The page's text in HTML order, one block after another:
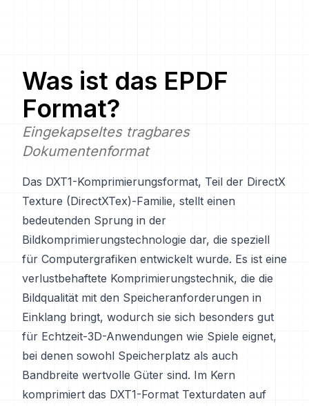
Was ist das EPDF
Format?
Eingekapseltes tragbares
Dokumentenformat
Das DXT1-Komprimierungsformat, Teil der DirectX
Texture (DirectXTex)-Familie, stellt einen
bedeutenden Sprung in der
Bildkomprimierungstechnologie dar, die speziell
für Computergrafiken entwickelt wurde. Es ist eine
verlustbehaftete Komprimierungstechnik, die die
Bildqualität mit den Speicheranforderungen in
Einklang bringt, wodurch sie sich besonders gut
für Echtzeit-3D-Anwendungen wie Spiele eignet,
bei denen sowohl Speicherplatz als auch
Bandbreite wertvolle Güter sind. Im Kern
komprimiert das DXT1-Format Texturdaten auf